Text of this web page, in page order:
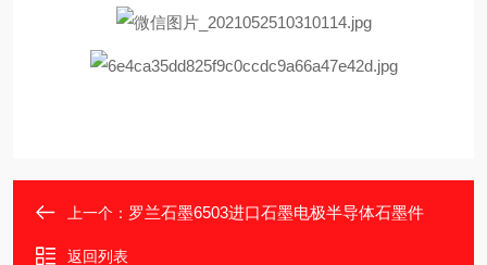
上一个： 罗兰石墨6503进口石墨电极半导体石墨件
返回列表